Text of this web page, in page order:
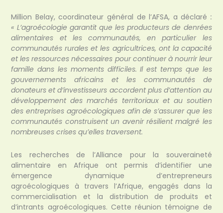
Million Belay, coordinateur général de l’AFSA, a déclaré :
« L’agroécologie garantit que les producteurs de denrées
alimentaires et les communautés, en particulier les
communautés rurales et les agricultrices, ont la capacité
et les ressources nécessaires pour continuer à nourrir leur
famille dans les moments difficiles. Il est temps que les
gouvernements africains et les communautés de
donateurs et d’investisseurs accordent plus d’attention au
développement des marchés territoriaux et au soutien
des entreprises agroécologiques afin de s’assurer que les
communautés construisent un avenir résilient malgré les
nombreuses crises qu’elles traversent.
Les recherches de l’Alliance pour la souveraineté
alimentaire en Afrique ont permis d’identifier une
émergence dynamique d’entrepreneurs
agroécologiques à travers l’Afrique, engagés dans la
commercialisation et la distribution de produits et
d’intrants agroécologiques. Cette réunion témoigne de